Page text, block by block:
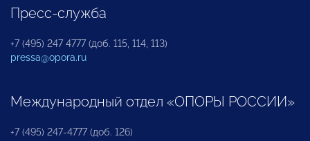
Пресс-служба
+7 (495) 247 4777 (доб. 115, 114, 113)
pressa@opora.ru
Международный отдел «ОПОРЫ РОССИИ»
+7 (495) 247-4777 (доб. 126)